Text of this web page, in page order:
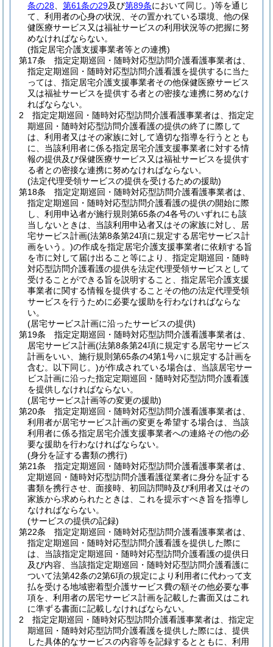
条の28
第61条の29及び第89条において同じ。)等を通じ
て、利用者の心身の状況、その置かれている環境、他の保
健医療サービス又は福祉サービスの利用状況等の把握に努
めなければならない。
(指定居宅介護支援事業者等との連携)
第17条
指定定期巡回・随時対応型訪問介護看護事業者は、
指定定期巡回・随時対応型訪問介護看護を提供するに当た
っては、指定居宅介護支援事業者その他保健医療サービス
又は福祉サービスを提供する者との密接な連携に努めなけ
ればならない。
2
指定定期巡回・随時対応型訪問介護看護事業者は、指定定
期巡回・随時対応型訪問介護看護の提供の終了に際して
は、利用者又はその家族に対して適切な指導を行うととも
に、当該利用者に係る指定居宅介護支援事業者に対する情
報の提供及び保健医療サービス又は福祉サービスを提供す
る者との密接な連携に努めなければならない。
(法定代理受領サービスの提供を受けるための援助)
第18条
指定定期巡回・随時対応型訪問介護看護事業者は、
指定定期巡回・随時対応型訪問介護看護の提供の開始に際
し、利用申込者が施行規則第65条の4各号のいずれにも該
当しないときは、当該利用申込者又はその家族に対し、居
宅サービス計画(法第8条第24項に規定する居宅サービス計
画をいう。)の作成を指定居宅介護支援事業者に依頼する旨
を市に対して届け出ること等により、指定定期巡回・随時
対応型訪問介護看護の提供を法定代理受領サービスとして
受けることができる旨を説明すること、指定居宅介護支援
事業者に関する情報を提供することその他の法定代理受領
サービスを行うために必要な援助を行わなければならな
い。
(居宅サービス計画に沿ったサービスの提供)
第19条
指定定期巡回・随時対応型訪問介護看護事業者は、
居宅サービス計画(法第8条第24項に規定する居宅サービス
計画をいい、施行規則第65条の4第1号ハに規定する計画を
含む。以下同じ。)が作成されている場合は、当該居宅サー
ビス計画に沿った指定定期巡回・随時対応型訪問介護看護
を提供しなければならない。
(居宅サービス計画等の変更の援助)
第20条
指定定期巡回・随時対応型訪問介護看護事業者は、
利用者が居宅サービス計画の変更を希望する場合は、当該
利用者に係る指定居宅介護支援事業者への連絡その他の必
要な援助を行わなければならない。
(身分を証する書類の携行)
第21条
指定定期巡回・随時対応型訪問介護看護事業者は、
定期巡回・随時対応型訪問介護看護従業者に身分を証する
書類を携行させ、面接時、初回訪問時及び利用者又はその
家族から求められたときは、これを提示すべき旨を指導し
なければならない。
(サービスの提供の記録)
第22条
指定定期巡回・随時対応型訪問介護看護事業者は、
指定定期巡回・随時対応型訪問介護看護を提供した際に
は、当該指定定期巡回・随時対応型訪問介護看護の提供日
及び内容、当該指定定期巡回・随時対応型訪問介護看護に
ついて法第42条の2第6項の規定により利用者に代わって支
払を受ける地域密着型介護サービス費の額その他必要な事
項を、利用者の居宅サービス計画を記載した書面又はこれ
に準ずる書面に記載しなければならない。
2
指定定期巡回・随時対応型訪問介護看護事業者は、指定定
期巡回・随時対応型訪問介護看護を提供した際には、提供
した具体的なサービスの内容等を記録するとともに、利用